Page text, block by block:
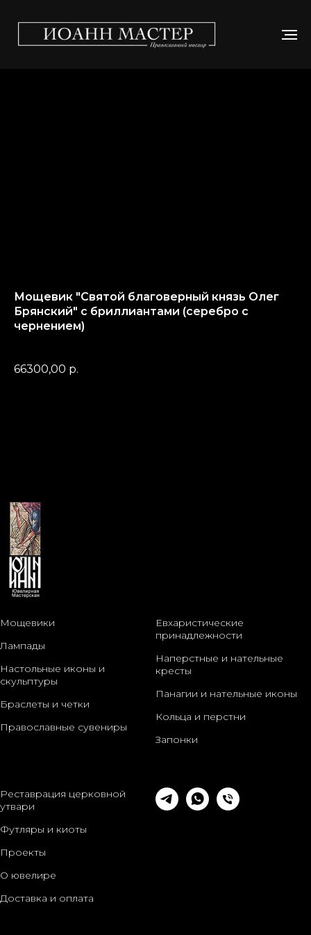
Мощевик "Святой благоверный князь Олег
Брянский" с бриллиантами (серебро с
чернением)
66300,00 р.
Мощевики
Лампады
Настольные иконы и
скульптуры
Браслеты и четки
Православные сувениры
Евхаристические
принадлежности
Наперстные и нательные
кресты
Панагии и нательные иконы
Кольца и перстни
Запонки
Реставрация церковной
утвари
Футляры и киоты
Проекты
О ювелире
Доставка и оплата